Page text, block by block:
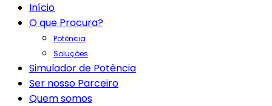
Início
O que Procura?
Potência
Soluções
Simulador de Potência
Ser nosso Parceiro
Quem somos